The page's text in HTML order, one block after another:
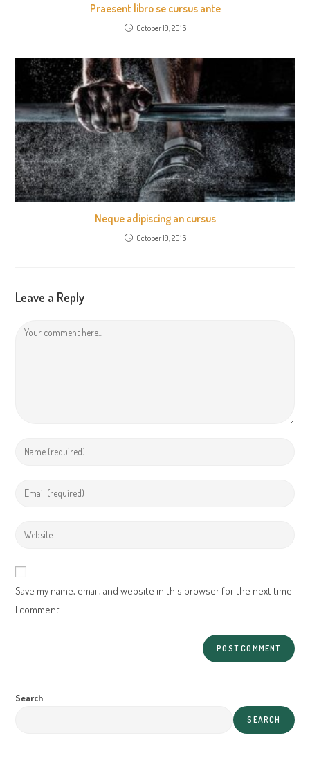
Praesent libro se cursus ante
October 19, 2016
Neque adipiscing an cursus
October 19, 2016
Leave a Reply
Comment
Enter
Enter
address
comment
Enter
website
URL
(optional)
Save my name, email, and website in this browser for the next time
I comment.
Search
SEARCH